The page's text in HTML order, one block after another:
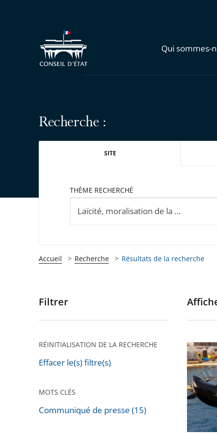
Qui sommes-
Recherche :
SITE
THÈME RECHERCHÉ
Accueil Recherche Résultats de la recherche
Passer
pour
après
Filtrer
RÉINITIALISATION DE LA RECHERCHE
Effacer le(s) filtre(s)
MOTS CLÉS
Communiqué de presse (15)
Cétacés
en
:
la
actuelle